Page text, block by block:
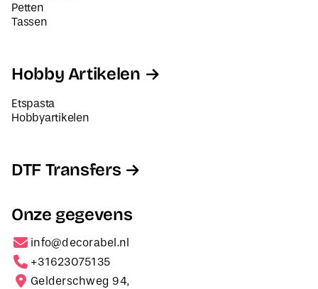
Petten
Tassen
Hobby Artikelen
Etspasta
Hobbyartikelen
DTF Transfers
Onze gegevens
info@decorabel.nl
+31623075135
Gelderschweg 94,